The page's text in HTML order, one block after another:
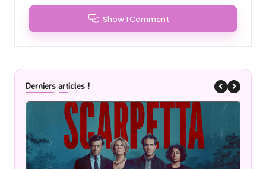
Show 1 Comment
Derniers articles !